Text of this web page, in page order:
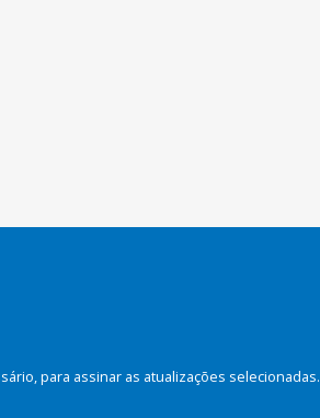
para assinar as atualizações selecionadas.